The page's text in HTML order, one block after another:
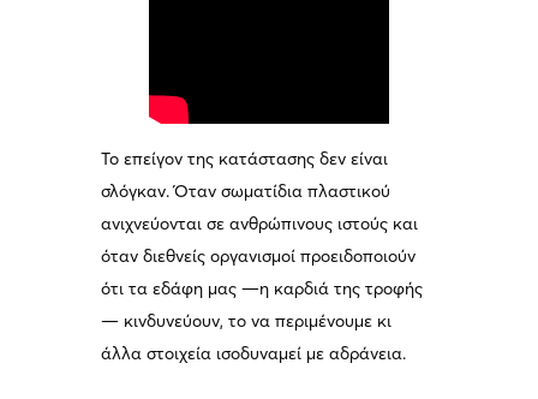
Το επείγον της κατάστασης δεν είναι
σλόγκαν. Όταν σωματίδια πλαστικού
ανιχνεύονται σε ανθρώπινους ιστούς και
όταν διεθνείς οργανισμοί προειδοποιούν
ότι τα εδάφη μας —η καρδιά της τροφής
— κινδυνεύουν, το να περιμένουμε κι
άλλα στοιχεία ισοδυναμεί με αδράνεια.